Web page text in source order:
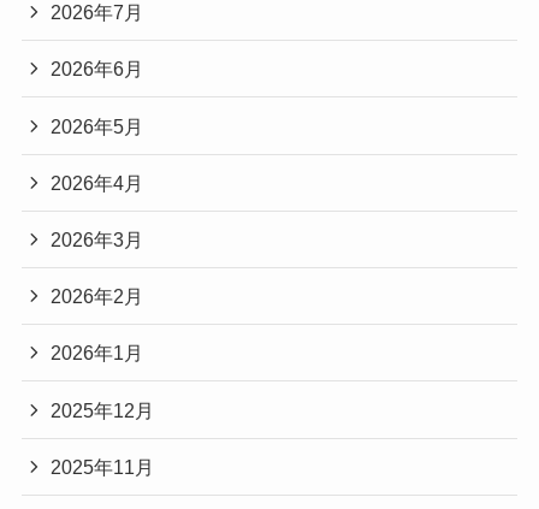
2026年7月
2026年6月
2026年5月
2026年4月
2026年3月
2026年2月
2026年1月
2025年12月
2025年11月